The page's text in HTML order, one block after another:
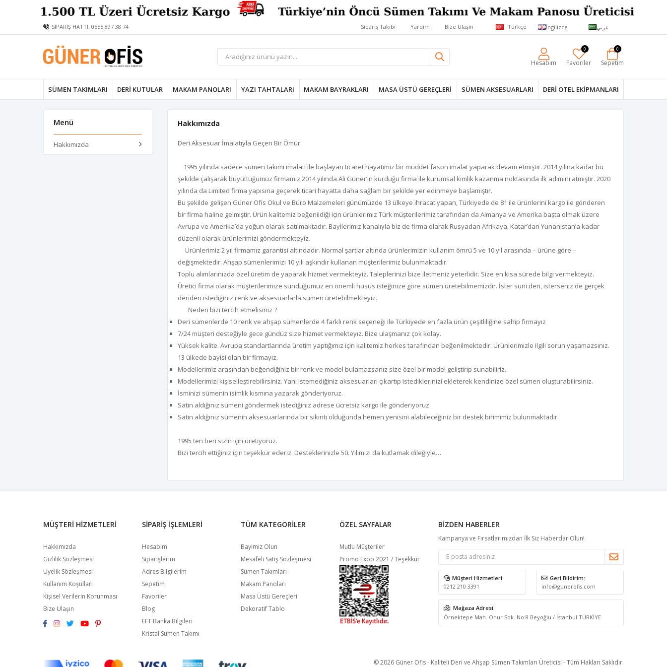
SİPARİŞ HATTI: 0555 897 38 74 Sipariş Takibi Yardım Bize Ulaşın Türkçe İngilizce عربي
Hesabım Favoriler
0
Sepetim
0
SÜMEN TAKIMLARI DERI KUTULAR MAKAM PANOLARI YAZI TAHTALARI MAKAM BAYRAKLARI MASA ÜSTÜ GEREÇLERI SÜMEN AKSESUARLARI DERI OTEL EKIPMANLARI
Menü
Hakkımızda
Hakkımızda
Deri Aksesuar İmalatıyla Geçen Bir Ömür
1995 yılında sadece sümen takımı imalatı ile başlayan ticaret hayatımız bir müddet fason imalat yaparak devam etmiştir. 2014 yılına kadar bu
şekilde çalışarak büyüttüğümüz firmamız 2014 yılında Ali Güner’in kurduğu firma ile kurumsal kimlik kazanma noktasında ilk adımını atmıştır. 2020
yılında da Limited firma yapısına geçerek ticari hayatta daha sağlam bir şekilde yer edinmeye başlamıştır.
Bu şekilde gelişen Güner Ofis Okul ve Büro Malzemeleri günümüzde 13 ülkeye ihracat yapan, Türkiyede de 81 ile ürünlerini kargo ile gönderen
bir firma haline gelmiştir. Ürün kalitemiz beğenildiği için ürünlerimiz Türk müşterilerimiz tarafından da Almanya ve Amerika başta olmak üzere
Avrupa ve Amerika’da yoğun olarak satılmaktadır. Bayilerimiz kanalıyla biz de firma olarak Rusyadan Afrikaya, Katar’dan Yunanistan’a kadar
düzenli olarak ürünlerimizi göndermekteyiz.
Ürünlerimiz 2 yıl firmamız garantisi altındadır. Normal şartlar altında ürünlerimizin kullanım ömrü 5 ve 10 yıl arasında – ürüne göre –
değişmektedir. Ahşap sümenlerimizi 10 yılı aşkındır kullanan müşterilerimiz bulunmaktadır.
Toplu alımlarınızda özel üretim de yaparak hizmet vermekteyiz. Taleplerinizi bize iletmeniz yeterlidir. Size en kısa sürede bilgi vermekteyiz.
Üretici firma olarak müşterilerimize sunduğumuz en önemli husus isteğinize göre sümen üretebilmemizdir. İster suni deri, isterseniz de gerçek
deriden istediğiniz renk ve aksesuarlarla sümen üretebilmekteyiz.
Neden bizi tercih etmelisiniz ?
Deri sümenlerde 10 renk ve ahşap sümenlerde 4 farklı renk seçeneği ile Türkiyede en fazla ürün çeşitliliğine sahip firmayız
7/24 müşteri desteğiyle gece gündüz size hizmet vermekteyız. Bize ulaşmanız çok kolay.
Yüksek kalite. Avrupa standartlarında üretim yaptığımız için kalitemiz herkes tarafından beğenilmektedir. Ürünlerimizle ilgili sorun yaşamazsınız.
13 ülkede bayisi olan bir firmayız.
Modellerimiz arasından beğendiğiniz bir renk ve model bulamazsanız size özel bir model geliştirip sunabiliriz.
Modellerimizi kişiselleştirebilirsiniz. Yani istemediğiniz aksesuarları çıkartıp istediklerinizi ekleterek kendinize özel sümen oluşturabilirsiniz.
İsminizi sümenin isimlik kısmına yazarak gönderiyoruz.
Satın aldığınız sümeni göndermek istediğiniz adrese ücretsiz kargo ile gönderiyoruz.
Satın aldığınız sümenin aksesuarlarında bir sıkıntı olduğunda hemen yenisini alabileceğiniz bir destek birimimiz bulunmaktadır.
1995 ten beri sizin için üretiyoruz.
Bizi tercih ettiğiniz için teşekkür ederiz. Desteklerinizle 50. Yılımızı da kutlamak dileğiyle…
MÜŞTERI HIZMETLERI
Hakkımızda
Gizlilik Sözleşmesi
Üyelik Sözleşmesi
Kullanım Koşulları
Kişisel Verilerin Korunması
Bize Ulaşın
SIPARIŞ İŞLEMLERI
Hesabım
Siparişlerim
Adres Bilgilerim
Sepetim
Favoriler
Blog
EFT Banka Bilgileri
Kristal Sümen Takımı
TÜM KATEGORILER
Bayimiz Olun
Mesafeli Satış Sözleşmesi
Sümen Takımları
Makam Panoları
Masa Üstü Gereçleri
Dekoratif Tablo
ÖZEL SAYFALAR
Mutlu Müşteriler
Promo Expo 2021 / Teşekkür
BIZDEN HABERLER
Kampanya ve Fırsatlarımızdan İlk Siz Haberdar Olun!
Müşteri Hizmetleri:
0212 210 3391
Geri Bildirim:
info@gunerofis.com
Mağaza Adresi:
Örnektepe Mah. Onur Sok. No:8 Beyoğlu / İstanbul TÜRKİYE
© 2026 Güner Ofis - Kaliteli Deri ve Ahşap Sümen Takımları Üreticisi - Tüm Hakları Saklıdır.